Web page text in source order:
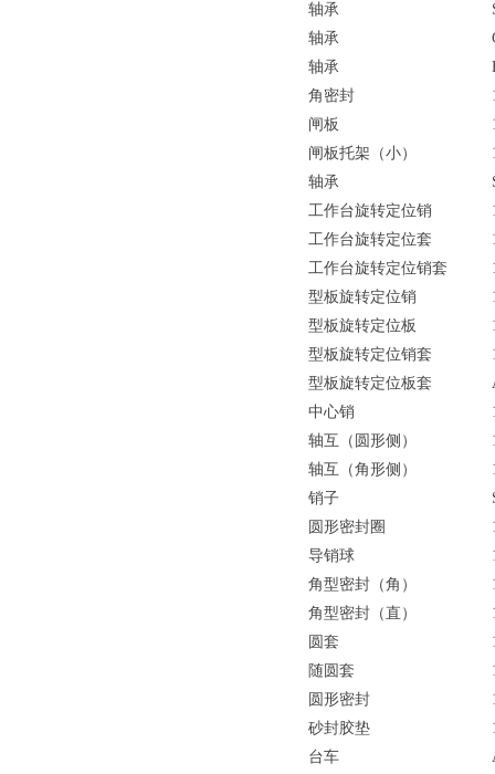
轴承
轴承
轴承
角密封
闸板
闸板托架（小）
轴承
工作台旋转定位销
工作台旋转定位套
工作台旋转定位销套
型板旋转定位销
型板旋转定位板
型板旋转定位销套
型板旋转定位板套
中心销
轴互（圆形侧）
轴互（角形侧）
销子
圆形密封圈
导销球
角型密封（角）
角型密封（直）
圆套
随圆套
圆形密封
砂封胶垫
台车